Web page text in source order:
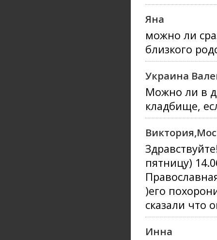
Яна
можно ли
близкого
Украина
Можно ли в
кладбище,
пятницу)
)его
сказали что
Инна